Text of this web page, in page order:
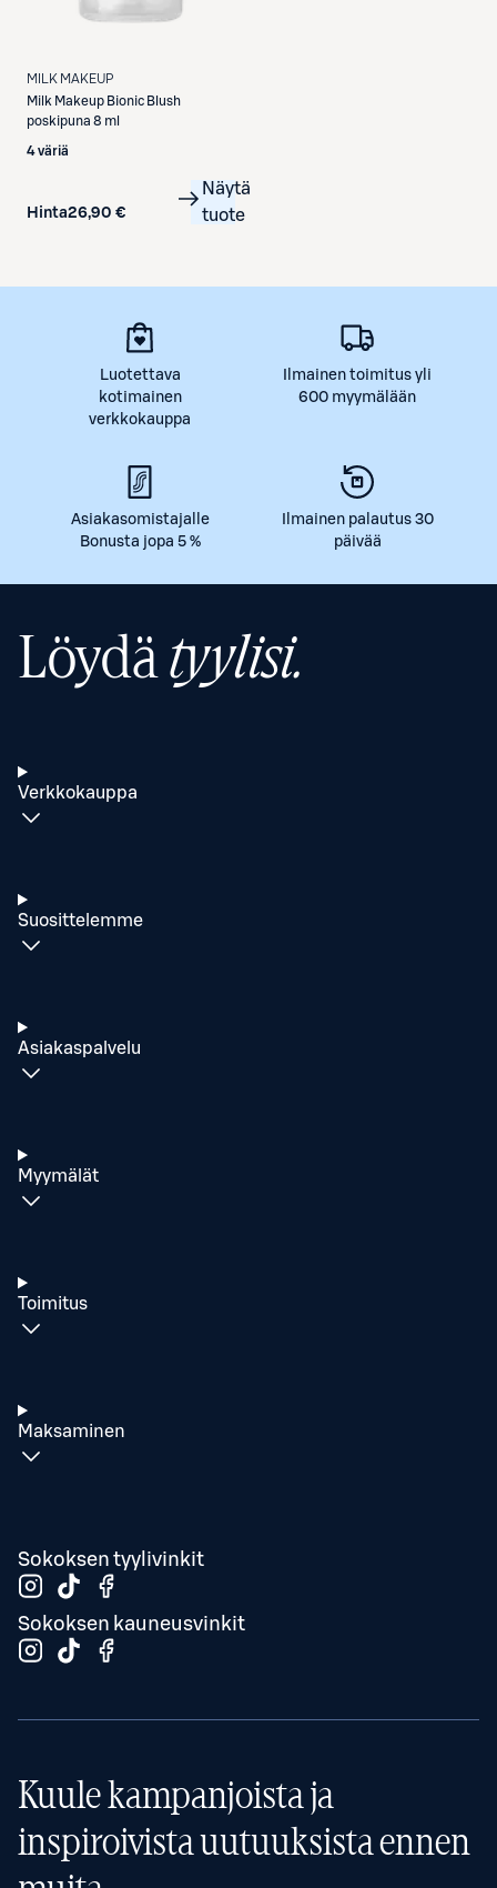
MILK MAKEUP
Milk Makeup Bionic Blush
poskipuna 8 ml
4 väriä
Hinta26,90 €
Näytä
tuote
Luotettava
kotimainen
verkkokauppa
Ilmainen toimitus yli
600 myymälään
Asiakasomistajalle
Bonusta jopa 5 %
Ilmainen palautus 30
päivää
Löydätyylisi.
Verkkokauppa
Suosittelemme
Asiakaspalvelu
Myymälät
Toimitus
Maksaminen
Sokoksen tyylivinkit
Sokoksen kauneusvinkit
Kuule kampanjoista ja
inspiroivista uutuuksista ennen